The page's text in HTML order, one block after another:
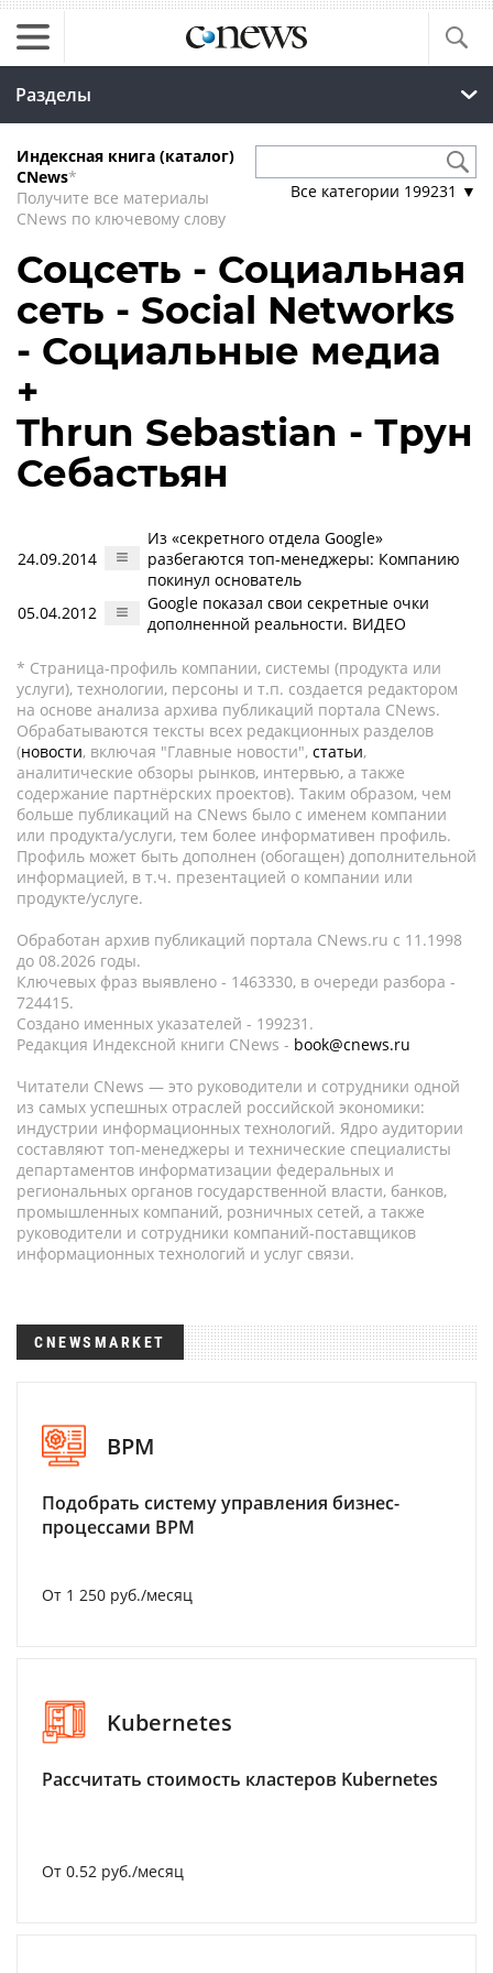
Разделы
Индексная книга (каталог)
CNews*
Получите все материалы
CNews по ключевому слову
Все категории 199231 ▼
Соцсеть - Социальная
сеть - Social Networks
- Социальные медиа
+
Thrun Sebastian - Трун
Себастьян
24.09.2014
Из «секретного отдела Google»
разбегаются топ-менеджеры: Компанию
покинул основатель
05.04.2012
Google показал свои секретные очки
дополненной реальности. ВИДЕО
* Страница-профиль компании, системы (продукта или
услуги), технологии, персоны и т.п. создается редактором
на основе анализа архива публикаций портала CNews.
Обрабатываются тексты всех редакционных разделов
(новости, включая "Главные новости", статьи,
аналитические обзоры рынков, интервью, а также
содержание партнёрских проектов). Таким образом, чем
больше публикаций на CNews было с именем компании
или продукта/услуги, тем более информативен профиль.
Профиль может быть дополнен (обогащен) дополнительной
информацией, в т.ч. презентацией о компании или
продукте/услуге.
Обработан архив публикаций портала CNews.ru c 11.1998
до 08.2026 годы.
Ключевых фраз выявлено - 1463330, в очереди разбора -
724415.
Создано именных указателей - 199231.
Редакция Индексной книги CNews - book@cnews.ru
Читатели CNews — это руководители и сотрудники одной
из самых успешных отраслей российской экономики:
индустрии информационных технологий. Ядро аудитории
составляют топ-менеджеры и технические специалисты
департаментов информатизации федеральных и
региональных органов государственной власти, банков,
промышленных компаний, розничных сетей, а также
руководители и сотрудники компаний-поставщиков
информационных технологий и услуг связи.
CNEWSMARKET
BPM
Подобрать систему управления бизнес-
процессами BPM
От 1 250 руб./месяц
Kubernetes
Рассчитать стоимость кластеров Kubernetes
От 0.52 руб./месяц